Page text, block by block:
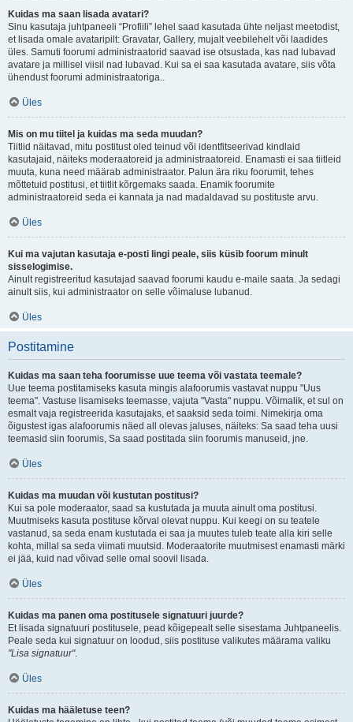
Kuidas ma saan lisada avatari?
Sinu kasutaja juhtpaneeli “Profiili” lehel saad kasutada ühte neljast meetodist,
et lisada omale avataripilt: Gravatar, Gallery, mujalt veebilehelt või laadides
üles. Samuti foorumi administraatorid saavad ise otsustada, kas nad lubavad
avatare ja millisel viisil nad lubavad. Kui sa ei saa kasutada avatare, siis võta
ühendust foorumi administraatoriga..
Üles
Mis on mu tiitel ja kuidas ma seda muudan?
Tiitlid näitavad, mitu postitust oled teinud või identfitseerivad kindlaid
kasutajaid, näiteks moderaatoreid ja administraatoreid. Enamasti ei saa tiitleid
muuta, kuna need määrab administraator. Palun ära riku foorumit, tehes
mõttetuid postitusi, et tiitlit kõrgemaks saada. Enamik foorumite
administraatoreid seda ei kannata ja nad madaldavad su postituste arvu.
Üles
Kui ma vajutan kasutaja e-posti lingi peale, siis küsib foorum minult
sisselogimise.
Ainult registreeritud kasutajad saavad foorumi kaudu e-maile saata. Ja sedagi
ainult siis, kui administraator on selle võimaluse lubanud.
Üles
Postitamine
Kuidas ma saan teha foorumisse uue teema või vastata teemale?
Uue teema postitamiseks kasuta mingis alafoorumis vastavat nuppu "Uus
teema". Vastuse lisamiseks teemasse, vajuta "Vasta" nuppu. Võimalik, et sul on
esmalt vaja registreerida kasutajaks, et saaksid seda toimi. Nimekirja oma
õigustest igas alafoorumis näed all olevas jaluses, näiteks: Sa saad teha uusi
teemasid siin foorumis, Sa saad postitada siin foorumis manuseid, jne.
Üles
Kuidas ma muudan või kustutan postitusi?
Kui sa pole moderaator, saad sa kustutada ja muuta ainult oma postitusi.
Muutmiseks kasuta postituse kõrval olevat nuppu. Kui keegi on su teatele
vastanud, sa seda enam kustutada ei saa ja muutes tuleb teate alla kiri selle
kohta, millal sa seda viimati muutsid. Moderaatorite muutmisest enamasti märki
ei jää, kuid nad võivad selle omal soovil lisada.
Üles
Kuidas ma panen oma postitusele signatuuri juurde?
Et lisada signatuuri postitusele, pead kõigepealt selle sisestama Juhtpaneelis.
Peale seda kui signatuur on loodud, siis postituse valikutes määrama valiku
"Lisa signatuur".
Üles
Kuidas ma hääletuse teen?